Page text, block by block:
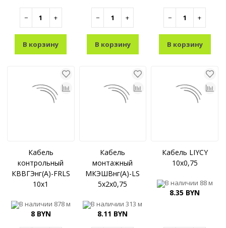
− +
В корзину
− +
В корзину
− +
В корзину
Кабель
контрольный
КВВГЭнг(A)-FRLS
10x1
В наличии 878 м
8 BYN
Кабель
монтажный
МКЭШВнг(A)-LS
5x2x0,75
В наличии313 м
8.11 BYN
Кабель LIYCY
10x0,75
В наличии 88 м
8.35 BYN